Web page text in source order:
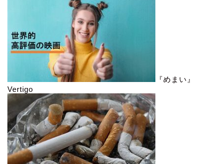
『めまい』
Vertigo